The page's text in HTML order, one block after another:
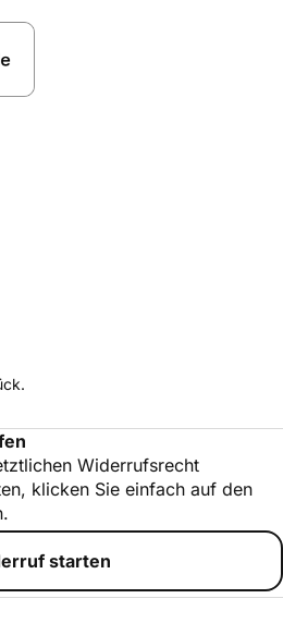
Widerrufsrecht
klicken Sie einfach auf den
starten